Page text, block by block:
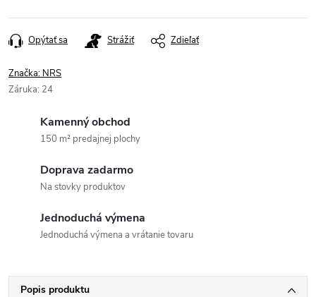
Opýtať sa Strážiť Zdieľať
Značka: NRS
Záruka: 24
Kamenný obchod
150 m² predajnej plochy
Doprava zadarmo
Na stovky produktov
Jednoduchá výmena
Jednoduchá výmena a vrátanie tovaru
Popis produktu